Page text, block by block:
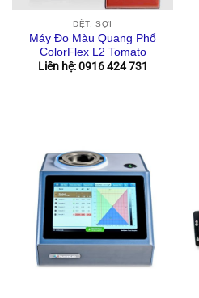
DỆT, SỢI
Máy Đo Màu Quang Phổ
ColorFlex L2 Tomato
Liên hệ: 0916 424 731